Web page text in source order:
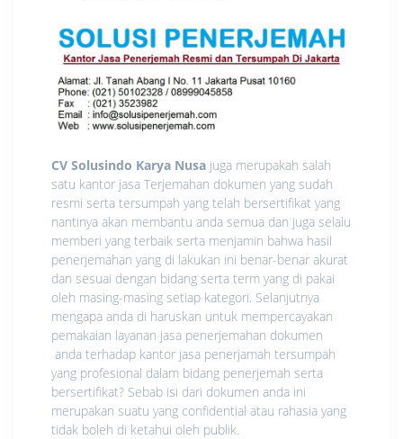
CV Solusindo Karya Nusa juga merupakah salah
satu kantor jasa Terjemahan dokumen yang sudah
resmi serta tersumpah yang telah bersertifikat yang
nantinya akan membantu anda semua dan juga selalu
memberi yang terbaik serta menjamin bahwa hasil
penerjemahan yang di lakukan ini benar-benar akurat
dan sesuai dengan bidang serta term yang di pakai
oleh masing-masing setiap kategori. Selanjutnya
mengapa anda di haruskan untuk mempercayakan
pemakaian layanan jasa penerjemahan dokumen
anda terhadap kantor jasa penerjamah tersumpah
yang profesional dalam bidang penerjemah serta
bersertifikat? Sebab isi dari dokumen anda ini
merupakan suatu yang confidential atau rahasia yang
tidak boleh di ketahui oleh publik.